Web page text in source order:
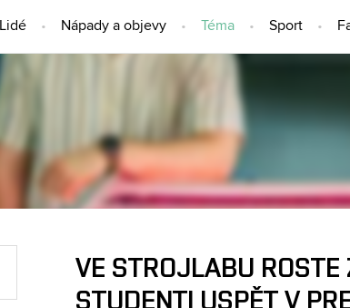
Lidé Nápady a objevy Téma Sport
VE STROJLABU ROSTE
STUDENTI USPĚT V